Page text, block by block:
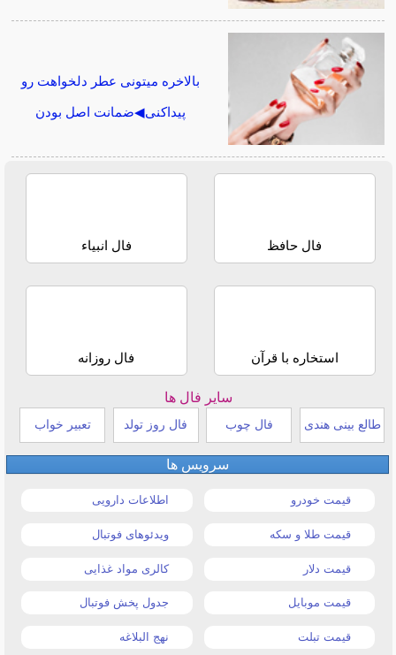
بالاخره میتونی عطر دلخواهت رو
پیداکنی◀ضمانت اصل بودن
فال حافظ فال انبیاء
استخاره با قرآن فال روزانه
سایر فال ها
طالع بینی هندی فال چوب فال روز تولد تعبیر خواب
سرویس ها
قیمت خودرو اطلاعات دارویی
قیمت طلا و سکه ویدئوهای فوتبال
قیمت دلار کالری مواد غذایی
قیمت موبایل جدول پخش فوتبال
قیمت تبلت نهج البلاغه